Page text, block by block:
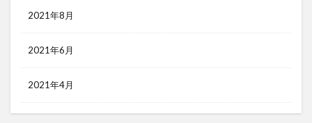
2021年8月
2021年6月
2021年4月